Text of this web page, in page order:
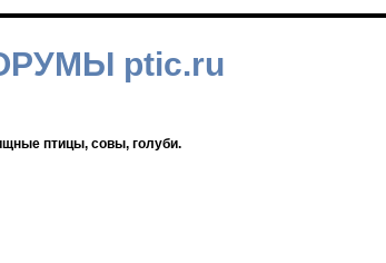
ptic.ru
птицы, совы, голуби.